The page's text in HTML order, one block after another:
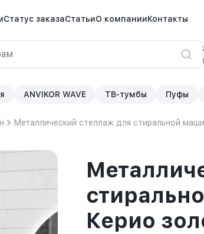
Статус заказаСтатьиО компанииКонтакты
ANVIKOR WAVE ТВ-тумбы Пуфы
Металлический стеллаж для стиральной
Керио